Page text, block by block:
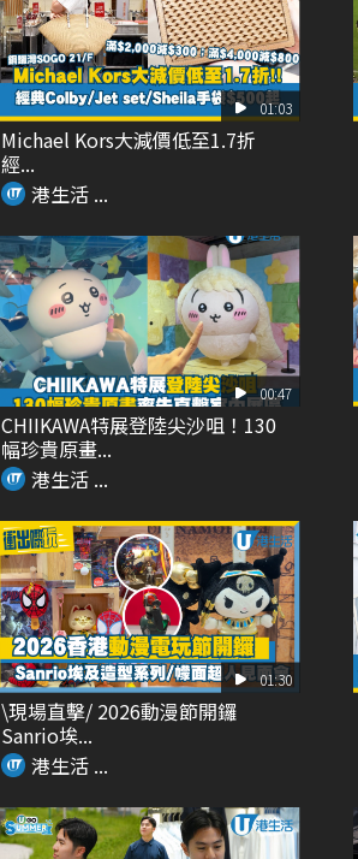
01:03
Michael Kors大減價低至1.7折
經...
港生活 ...
00:47
CHIIKAWA特展登陸尖沙咀！130
幅珍貴原畫...
港生活 ...
01:30
\現場直擊/ 2026動漫節開鑼
Sanrio埃...
港生活 ...